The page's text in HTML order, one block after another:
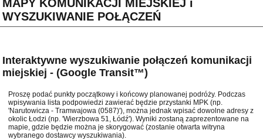
MAPY KOMUNIKACJI MIEJSKIEJ i
WYSZUKIWANIE POŁĄCZEŃ
Interaktywne wyszukiwanie połączeń komunikacji
miejskiej - (Google Transit™)
Proszę podać punkty początkowy i końcowy planowanej podróży. Podczas
wpisywania lista podpowiedzi zawierać będzie przystanki MPK (np.
'Narutowicza - Tramwajowa (0587)'), można jednak wpisać dowolne adresy z
okolic Łodzi (np. 'Wierzbowa 51, Łódź'). Wyniki zostaną zaprezentowane na
mapie, gdzie będzie można je skorygować (zostanie otwarta witryna
wybranego dostawcy wyszukiwania).